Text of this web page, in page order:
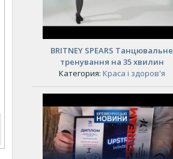
BRITNEY SPEARS Танцювальне
тренування на 35 хвилин
Категория: Краса і здоров'я